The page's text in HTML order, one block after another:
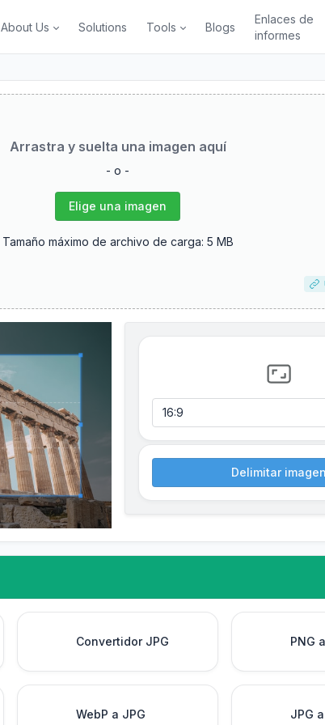
About Us Solutions Tools Blogs
Enlaces de
informes
Arrastra y suelta una imagen aquí
- o -
Elige una imagen
Tamaño máximo de archivo de carga: 5 MB
Delimitar imagen
Convertidor JPG PNG
WebP a JPG JPG